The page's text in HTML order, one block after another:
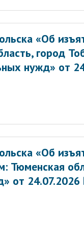
«Об
город
нужд» от
«Об
от